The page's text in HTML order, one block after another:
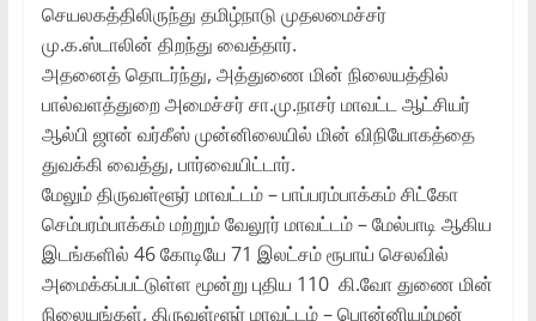
செயலகத்திலிருந்து தமிழ்நாடு முதலமைச்சர்
மு.க.ஸ்டாலின் திறந்து வைத்தார்.
அதனைத் தொடர்ந்து, அத்துணை மின் நிலையத்தில்
பால்வளத்துறை அமைச்சர் சா.மு.நாசர் மாவட்ட ஆட்சியர்
ஆல்பி ஜான் வர்கீஸ் முன்னிலையில் மின் விநியோகத்தை
துவக்கி வைத்து, பார்வையிட்டார்.
மேலும் திருவள்ளூர் மாவட்டம் – பாப்பரம்பாக்கம் சிட்கோ
செம்பரம்பாக்கம் மற்றும் வேலூர் மாவட்டம் – மேல்பாடி ஆகிய
இடங்களில் 46 கோடியே 71 இலட்சம் ரூபாய் செலவில்
அமைக்கப்பட்டுள்ள மூன்று புதிய 110 கி.வோ துணை மின்
நிலையங்கள், திருவள்ளூர் மாவட்டம் – பொன்னியம்மன்